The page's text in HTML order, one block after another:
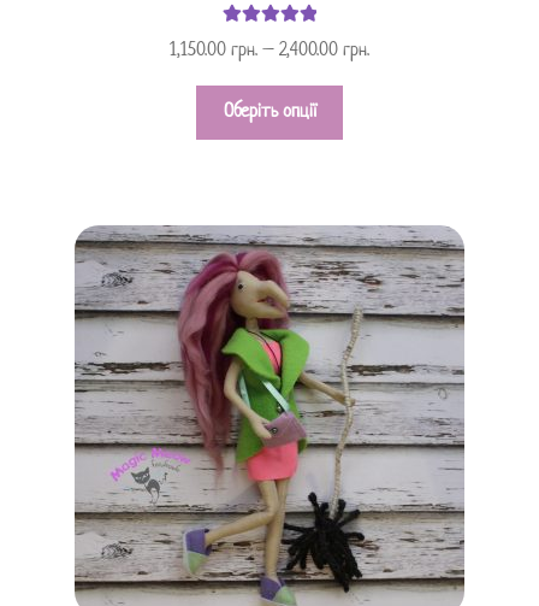
Оцінено в
1,150.00 грн. – 2,400.00 грн.
Оберіть опції